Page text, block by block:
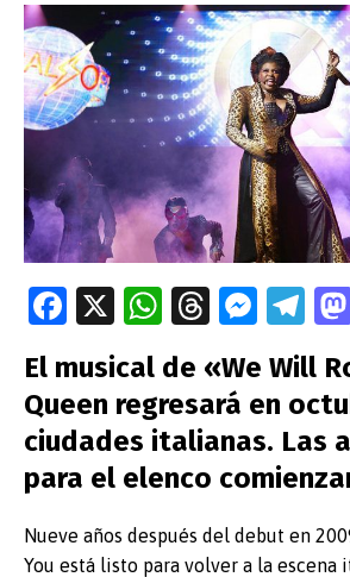
Fa
b
o
o
k
X
W
at
s
A
p
p
T
e
a
ds
M
se
n
g
er
T
el
e
gr
a
m
El musical de «We Will
Queen regresará en
ciudades italianas. Las
para el elenco
Nueve años después del debut en
You está listo para volver a la escena